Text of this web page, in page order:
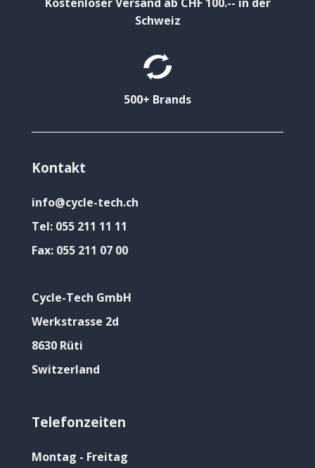
Schweiz
500+ Brands
Kontakt
info@cycle-tech.ch
Tel: 055 211 11 11
Fax: 055 211 07 00
Cycle-Tech GmbH
Werkstrasse 2d
8630 Rüti
Switzerland
Telefonzeiten
Montag - Freitag